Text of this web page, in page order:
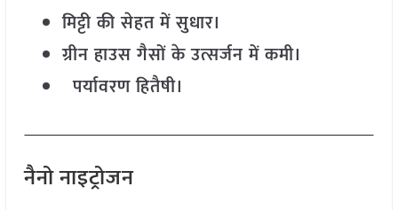
मिट्टी की सेहत में सुधार।
ग्रीन हाउस गैसों के उत्सर्जन में कमी।
पर्यावरण हितैषी।
नैनो नाइट्रोजन